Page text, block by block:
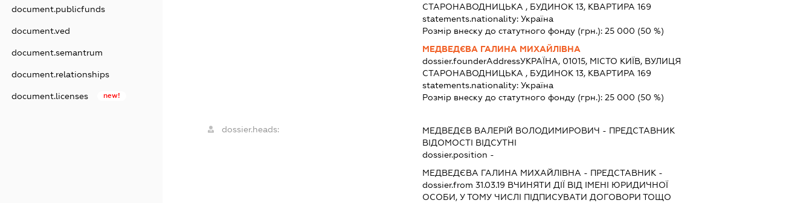
document.publicfunds
document.ved
document.semantrum
document.relationships
document.licenses new!
СТАРОНАВОДНИЦЬКА , БУДИНОК 13, КВАРТИРА 169
statements.nationality:Україна
Розмір внеску до статутного фонду (грн.):25 000 (50 %)
МЕДВЕДЄВА ГАЛИНА МИХАЙЛІВНА
dossier.founderAddressУКРАЇНА, 01015, МІСТО КИЇВ, ВУЛИЦЯ
СТАРОНАВОДНИЦЬКА , БУДИНОК 13, КВАРТИРА 169
statements.nationality:Україна
Розмір внеску до статутного фонду (грн.):25 000 (50 %)
dossier.heads: МЕДВЕДЄВ ВАЛЕРІЙ ВОЛОДИМИРОВИЧ - ПРЕДСТАВНИК
ВІДОМОСТІ ВІДСУТНІ
dossier.position -
МЕДВЕДЄВА ГАЛИНА МИХАЙЛІВНА - ПРЕДСТАВНИК -
dossier.from 31.03.19 ВЧИНЯТИ ДІЇ ВІД ІМЕНІ ЮРИДИЧНОЇ
ОСОБИ, У ТОМУ ЧИСЛІ ПІДПИСУВАТИ ДОГОВОРИ ТОЩО